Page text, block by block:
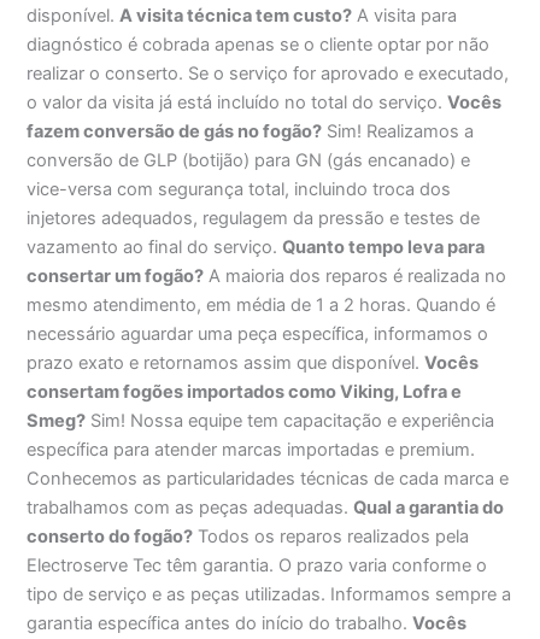
disponível.A visita técnica tem custo? A visita para
diagnóstico é cobrada apenas se o cliente optar por não
realizar o conserto. Se o serviço for aprovado e executado,
o valor da visita já está incluído no total do serviço.Vocês
fazem conversão de gás no fogão? Sim! Realizamos a
conversão de GLP (botijão) para GN (gás encanado) e
vice-versa com segurança total, incluindo troca dos
injetores adequados, regulagem da pressão e testes de
vazamento ao final do serviço.Quanto tempo leva para
consertar um fogão? A maioria dos reparos é realizada no
mesmo atendimento, em média de 1 a 2 horas. Quando é
necessário aguardar uma peça específica, informamos o
prazo exato e retornamos assim que disponível.Vocês
consertam fogões importados como Viking, Lofra e
Smeg? Sim! Nossa equipe tem capacitação e experiência
específica para atender marcas importadas e premium.
Conhecemos as particularidades técnicas de cada marca e
trabalhamos com as peças adequadas.Qual a garantia do
conserto do fogão? Todos os reparos realizados pela
Electroserve Tec têm garantia. O prazo varia conforme o
tipo de serviço e as peças utilizadas. Informamos sempre a
garantia específica antes do início do trabalho.Vocês